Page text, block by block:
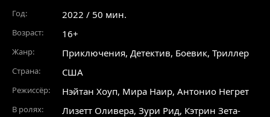
Год: 2022 / 50 мин.
Возраст: 16+
Жанр: Приключения, Детектив, Боевик, Триллер
Страна: США
Режиссёр: Нэйтан Хоуп, Мира Наир, Антонио Негрет
В ролях: Лизетт Оливера, Зури Рид, Кэтрин Зета-